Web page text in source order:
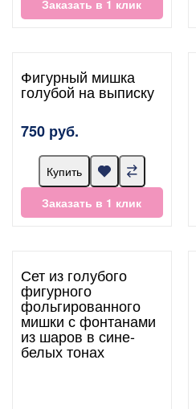
Заказать в 1 клик
Фигурный мишка
голубой на выписку
750 руб.
Купить
Заказать в 1 клик
Сет из голубого
фигурного
фольгированного
мишки с фонтанами
из шаров в сине-
белых тонах